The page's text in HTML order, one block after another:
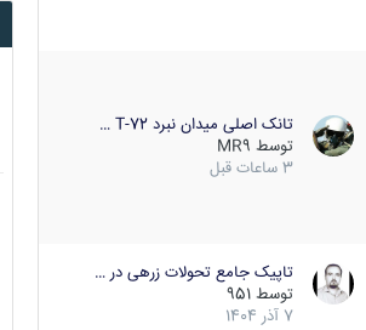
تانک اصلی میدان نبرد T-72 …
توسط MR9
3 ساعات قبل
تاپیک جامع تحولات زرهی در …
توسط 951
7 آذر 1404